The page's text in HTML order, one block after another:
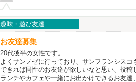
趣味・遊び友達
お友達募集
20代後半の女性です。
よくサンノゼに行っており、サンフランシスコ
できれば同性のお友達が欲しいなと思い、投稿
ランチやカフェや一緒にお出かけできるお友達